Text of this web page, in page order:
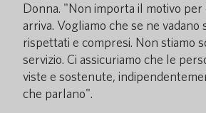
Donna. "Non importa il motivo per
arriva. Vogliamo che se ne vadano
rispettati e compresi. Non stiamo
servizio. Ci assicuriamo che le
viste e sostenute,
che parlano".